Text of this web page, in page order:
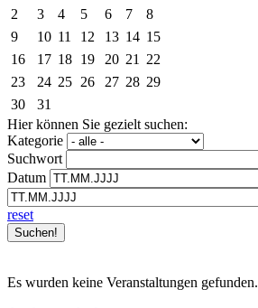
2
3 4 5 6 7
8
9
10 11 12 13 14 15
16
17 18 19 20 21
22
23
24 25 26 27 28 29
30
31
Hier können Sie gezielt suchen:
Kategorie
Suchwort
Datum
reset
Es wurden keine Veranstaltungen gefunden.